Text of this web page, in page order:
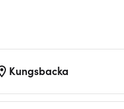
Kungsbacka